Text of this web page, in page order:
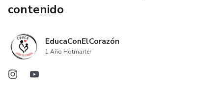
contenido
EducaConElCorazón
1 Año Hotmarter